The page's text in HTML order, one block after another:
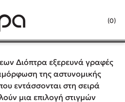
(0)
Κλείσιμο
Διόπτρα εξερευνά γραφές
της αστυνομικής
εντάσσονται στη σειρά
μια επιλογή στιγμών